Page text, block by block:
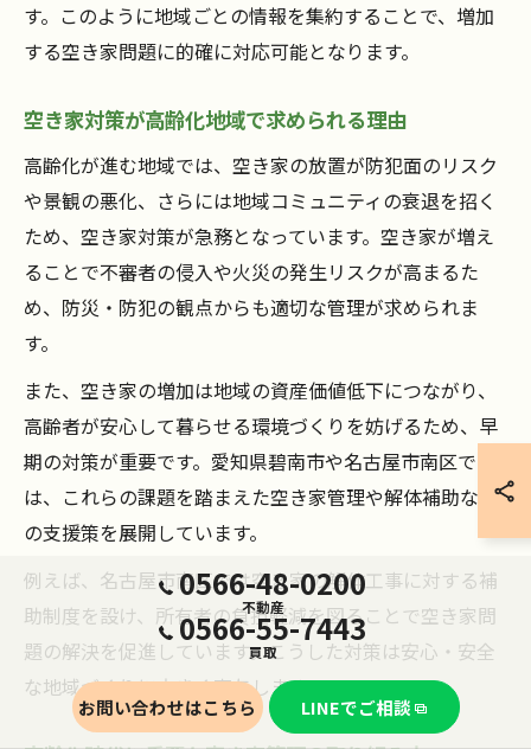
す。このように地域ごとの情報を集約することで、増加
する空き家問題に的確に対応可能となります。
空き家対策が高齢化地域で求められる理由
高齢化が進む地域では、空き家の放置が防犯面のリスク
や景観の悪化、さらには地域コミュニティの衰退を招く
ため、空き家対策が急務となっています。空き家が増え
ることで不審者の侵入や火災の発生リスクが高まるた
め、防災・防犯の観点からも適切な管理が求められま
す。
また、空き家の増加は地域の資産価値低下につながり、
高齢者が安心して暮らせる環境づくりを妨げるため、早
期の対策が重要です。愛知県碧南市や名古屋市南区で
は、これらの課題を踏まえた空き家管理や解体補助など
の支援策を展開しています。
例えば、名古屋市南区では空き家の解体工事に対する補
助制度を設け、所有者の負担軽減を図ることで空き家問
題の解決を促進しています。こうした対策は安心・安全
な地域づくりに大きく寄与します。
0566-48-0200
不動産
0566-55-7443
買取
お問い合わせはこちら LINEでご相談